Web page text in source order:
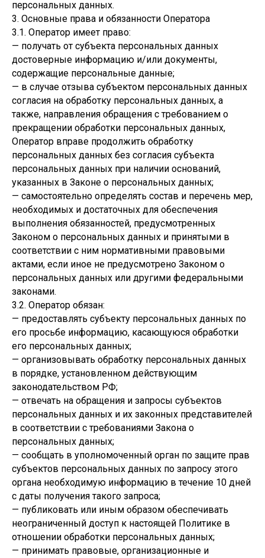
персональных данных.
3. Основные права и обязанности Оператора
3.1. Оператор имеет право:
— получать от субъекта персональных данных
достоверные информацию и/или документы,
содержащие персональные данные;
— в случае отзыва субъектом персональных данных
согласия на обработку персональных данных, а
также, направления обращения с требованием о
прекращении обработки персональных данных,
Оператор вправе продолжить обработку
персональных данных без согласия субъекта
персональных данных при наличии оснований,
указанных в Законе о персональных данных;
— самостоятельно определять состав и перечень мер,
необходимых и достаточных для обеспечения
выполнения обязанностей, предусмотренных
Законом о персональных данных и принятыми в
соответствии с ним нормативными правовыми
актами, если иное не предусмотрено Законом о
персональных данных или другими федеральными
законами.
3.2. Оператор обязан:
— предоставлять субъекту персональных данных по
его просьбе информацию, касающуюся обработки
его персональных данных;
— организовывать обработку персональных данных
в порядке, установленном действующим
законодательством РФ;
— отвечать на обращения и запросы субъектов
персональных данных и их законных представителей
в соответствии с требованиями Закона о
персональных данных;
— сообщать в уполномоченный орган по защите прав
субъектов персональных данных по запросу этого
органа необходимую информацию в течение 10 дней
с даты получения такого запроса;
— публиковать или иным образом обеспечивать
неограниченный доступ к настоящей Политике в
отношении обработки персональных данных;
— принимать правовые, организационные и